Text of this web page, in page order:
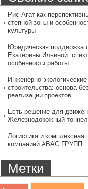
Рис Агат как
степной зоны и
культуры
Юридическая поддержка
Екатерины Ильиной:
особенности работы
Инженерно-
строительства: основа
реализации проектов
Есть решение для
Железнодорожный
Логистика и комплексная
компанией АВАС ГРУПП
Метки